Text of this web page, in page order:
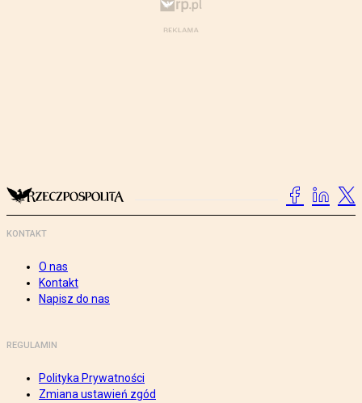
KONTAKT
O nas
Kontakt
Napisz do nas
REGULAMIN
Polityka Prywatności
Zmiana ustawień zgód